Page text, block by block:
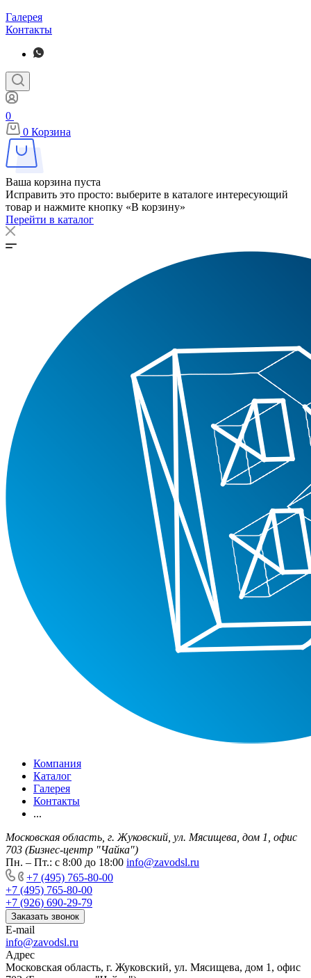
Галерея
Контакты
0
0 Корзина
Ваша корзина пуста
Исправить это просто: выберите в каталоге интересующий
товар и нажмите кнопку «В корзину»
Перейти в каталог
Компания
Каталог
Галерея
Контакты
...
Московская область, г. Жуковский, ул. Мясищева, дом 1, офис
703 (Бизнес-центр "Чайка")
Пн. – Пт.: с 8:00 до 18:00 info@zavodsl.ru
+7 (495) 765-80-00
+7 (495) 765-80-00
+7 (926) 690-29-79
Заказать звонок
E-mail
info@zavodsl.ru
Адрес
Московская область, г. Жуковский, ул. Мясищева, дом 1, офис